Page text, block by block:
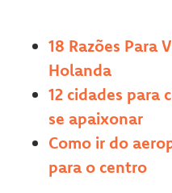
18 Razões Para
Holanda
12 cidades para
se apaixonar
Como ir do
para o centro